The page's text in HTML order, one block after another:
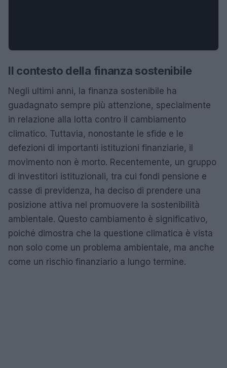
Il contesto della finanza sostenibile
Negli ultimi anni, la finanza sostenibile ha
guadagnato sempre più attenzione, specialmente
in relazione alla lotta contro il cambiamento
climatico. Tuttavia, nonostante le sfide e le
defezioni di importanti istituzioni finanziarie, il
movimento non è morto. Recentemente, un gruppo
di investitori istituzionali, tra cui fondi pensione e
casse di previdenza, ha deciso di prendere una
posizione attiva nel promuovere la sostenibilità
ambientale. Questo cambiamento è significativo,
poiché dimostra che la questione climatica è vista
non solo come un problema ambientale, ma anche
come un rischio finanziario a lungo termine.